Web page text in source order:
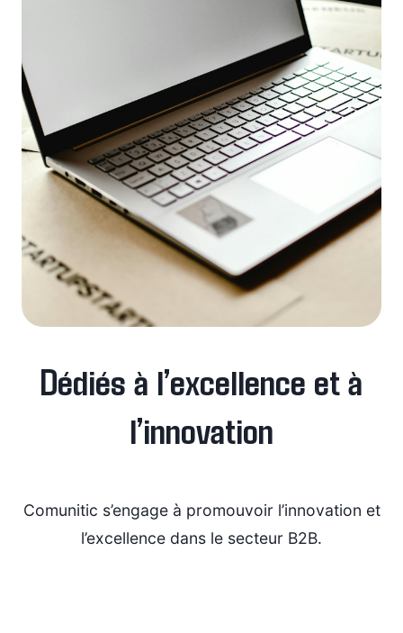
Dédiés à l’excellence et à
l’innovation
Comunitic s’engage à promouvoir l’innovation et
l’excellence dans le secteur B2B.